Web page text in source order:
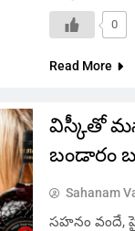
0
Read More
విస్కీతో
బండారం
Sahanam
సహనం వందే,